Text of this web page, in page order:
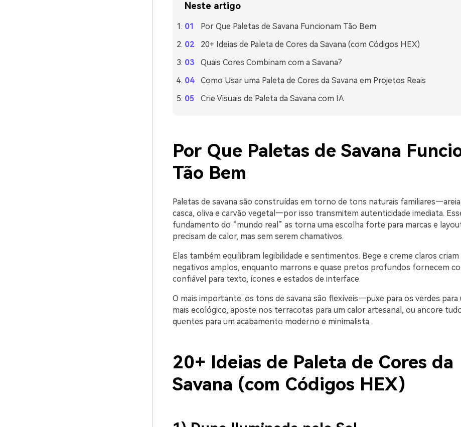
Neste artigo
Por Que Paletas de Savana Funcionam Tão Bem
20+ Ideias de Paleta de Cores da Savana (com Códigos HEX)
Quais Cores Combinam com a Savana?
Como Usar uma Paleta de Cores da Savana em Projetos Reais
Crie Visuais de Paleta da Savana com IA
Por Que Paletas de Savana
Tão Bem
Paletas de savana são construídas em torno de tons naturais
casca, oliva e carvão vegetal—por isso transmitem autenticidade imediata.
fundamento do “mundo real” as torna uma escolha forte para marcas e
precisam de calor, mas sem serem chamativos.
Elas também equilibram legibilidade e sentimentos. Bege e creme claros criam
negativos amplos, enquanto marrons e quase pretos profundos fornecem
confiável para texto, ícones e estados de interface.
O mais importante: os tons de savana são flexíveis—puxe para os verdes para
mais ecológico, aposte nos terracotas para um calor artesanal, ou ancore
quentes para um acabamento moderno e minimalista.
20+ Ideias de Paleta de Cores da
Savana (com Códigos HEX)